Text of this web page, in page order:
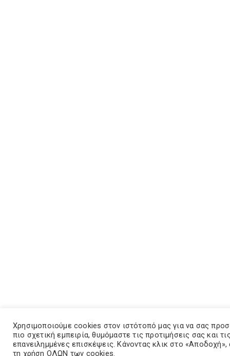
Χρησιμοποιούμε cookies στον ιστότοπό μας για να σας
πιο σχετική εμπειρία, θυμόμαστε τις προτιμήσεις σας και
επανειλημμένες επισκέψεις. Κάνοντας κλικ στο
τη χρήση ΟΛΩΝ των cookies.